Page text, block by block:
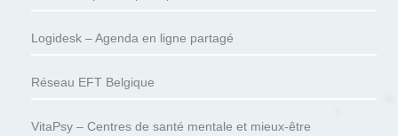
Logidesk – Agenda en ligne partagé
Réseau EFT Belgique
VitaPsy – Centres de santé mentale et mieux-être